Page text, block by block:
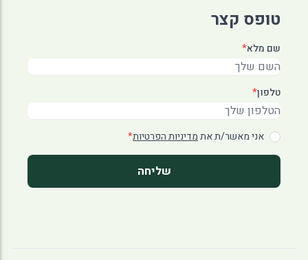
טופס קצר
שם מלא*
טלפון*
אני מאשר/ת אתמדיניות הפרטיות*
שליחה